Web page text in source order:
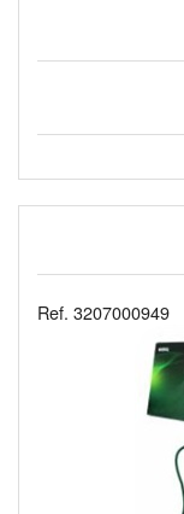
Ref. 3207000949